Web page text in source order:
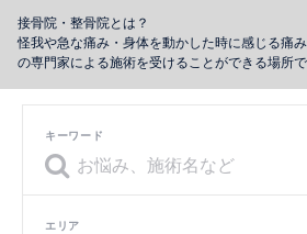
接骨院・整骨院とは？
怪我や急な痛み・身体を動かした時に感じる痛
の専門家による施術を受けることができる場所で
キーワード
エリア